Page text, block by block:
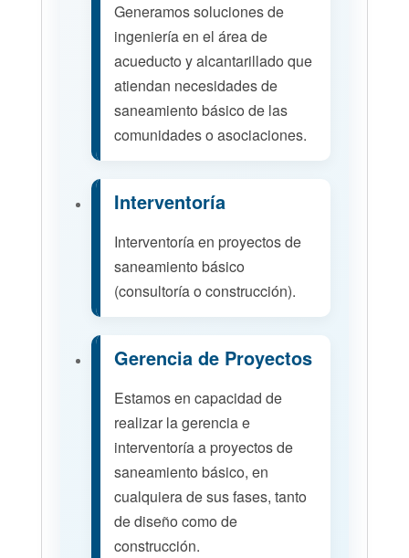
Generamos soluciones de
ingeniería en el área de
acueducto y alcantarillado que
atiendan necesidades de
saneamiento básico de las
comunidades o asociaciones.
Interventoría
Interventoría en proyectos de
saneamiento básico
(consultoría o construcción).
Gerencia de Proyectos
Estamos en capacidad de
realizar la gerencia e
interventoría a proyectos de
saneamiento básico, en
cualquiera de sus fases, tanto
de diseño como de
construcción.